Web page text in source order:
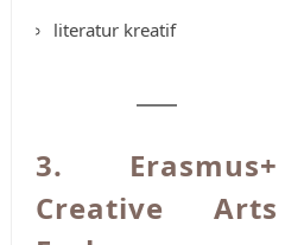
literatur kreatif
3. Erasmus+
Creative Arts